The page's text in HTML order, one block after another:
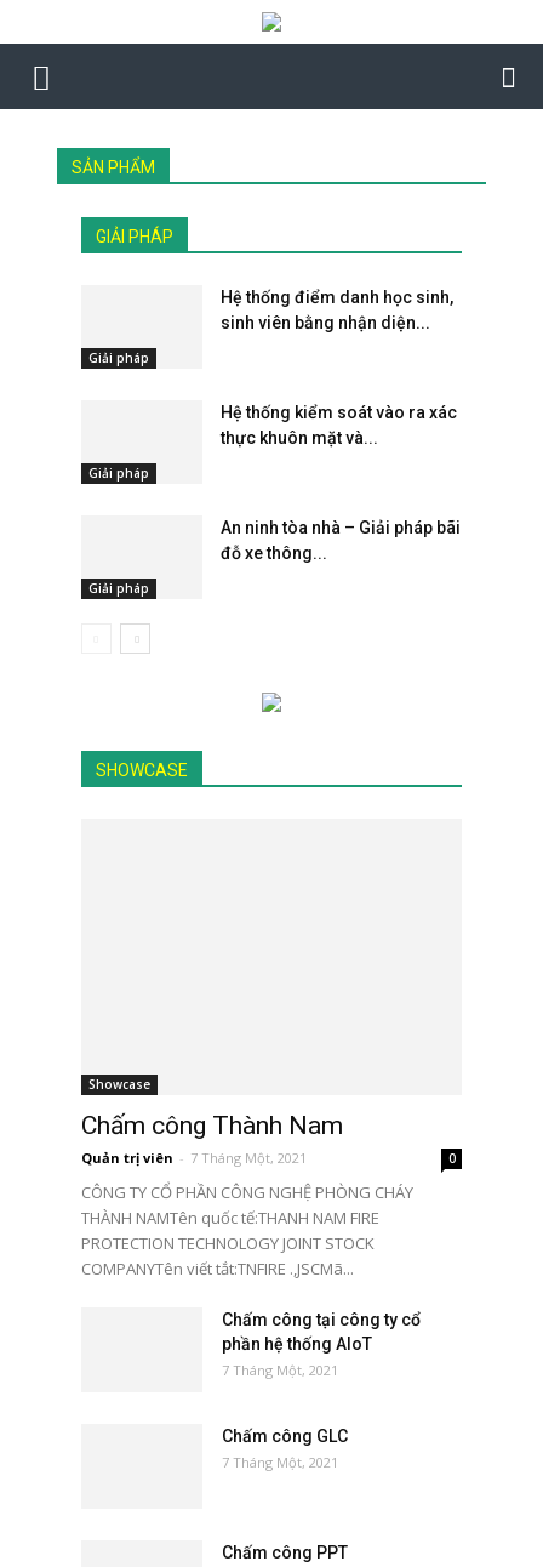
SẢN PHẨM
GIẢI PHÁP
Giải pháp
Hệ thống điểm danh học sinh,
sinh viên bằng nhận diện...
Giải pháp
Hệ thống kiểm soát vào ra xác
thực khuôn mặt và...
Giải pháp
An ninh tòa nhà – Giải pháp bãi
đỗ xe thông...
SHOWCASE
Showcase
Chấm công Thành Nam
Quản trị viên - 7 Tháng Một, 2021 0
CÔNG TY CỔ PHẦN CÔNG NGHỆ PHÒNG CHÁY
THÀNH NAMTên quốc tế:THANH NAM FIRE
PROTECTION TECHNOLOGY JOINT STOCK
COMPANYTên viết tắt:TNFIRE .,JSCMã...
Chấm công tại công ty cổ
phần hệ thống AIoT
7 Tháng Một, 2021
Chấm công GLC
7 Tháng Một, 2021
Chấm công PPT